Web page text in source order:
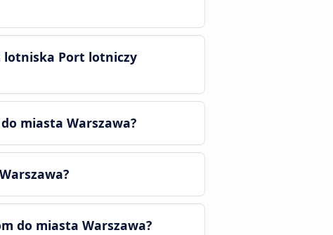
lotniska Port lotniczy
miasta Warszawa?
do miasta Warszawa?